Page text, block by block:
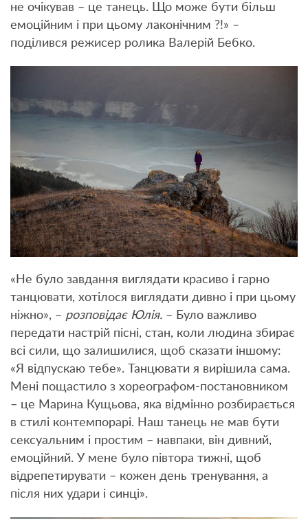
не очікував – це танець. Що може бути більш
емоційним і при цьому лаконічним ?!» –
поділився режисер ролика Валерій Бебко.
«Не було завдання виглядати красиво і гарно
танцювати, хотілося виглядати дивно і при цьому
ніжно», – розповідає Юлія. – Було важливо
передати настрій пісні, стан, коли людина збирає
всі сили, що залишилися, щоб сказати іншому:
«Я відпускаю тебе». Танцювати я вирішила сама.
Мені пощастило з хореографом-постановником
– це Марина Кущьова, яка відмінно розбирається
в стилі контемпорарі. Наш танець не мав бути
сексуальним і простим – навпаки, він дивний,
емоційний. У мене було півтора тижні, щоб
відрепетирувати – кожен день тренування, а
після них удари і синці».